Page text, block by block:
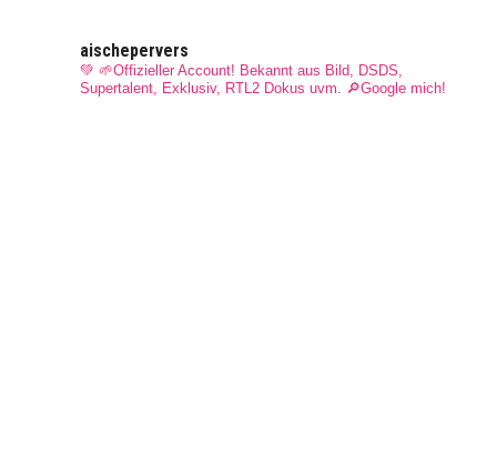
aischepervers
💚 🌱Offizieller Account! Bekannt aus Bild, DSDS,
Supertalent, Exklusiv, RTL2 Dokus uvm.
🔎Google mich!